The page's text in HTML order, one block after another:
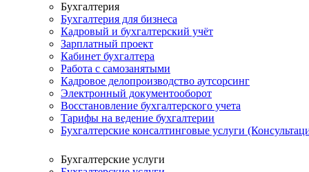
Бухгалтерия
Бухгалтерия для бизнеса
Кадровый и бухгалтерский учёт
Зарплатный проект
Кабинет бухгалтера
Работа с самозанятыми
Кадровое делопроизводство аутсорсинг
Электронный документооборот
Восстановление бухгалтерского учета
Тарифы на ведение бухгалтерии
Бухгалтерские консалтинговые услуги
Бухгалтерские услуги